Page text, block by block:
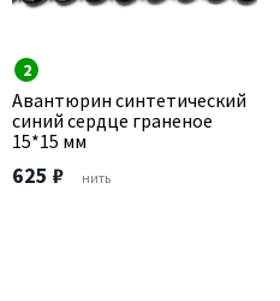
2
Авантюрин синтетический
синий сердце граненое
15*15 мм
625 ₽ нить